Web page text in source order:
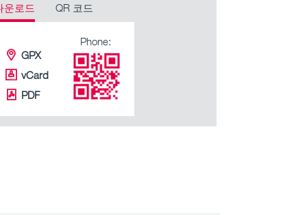
운로드 QR 코드
GPX
vCard
PDF
Phone: